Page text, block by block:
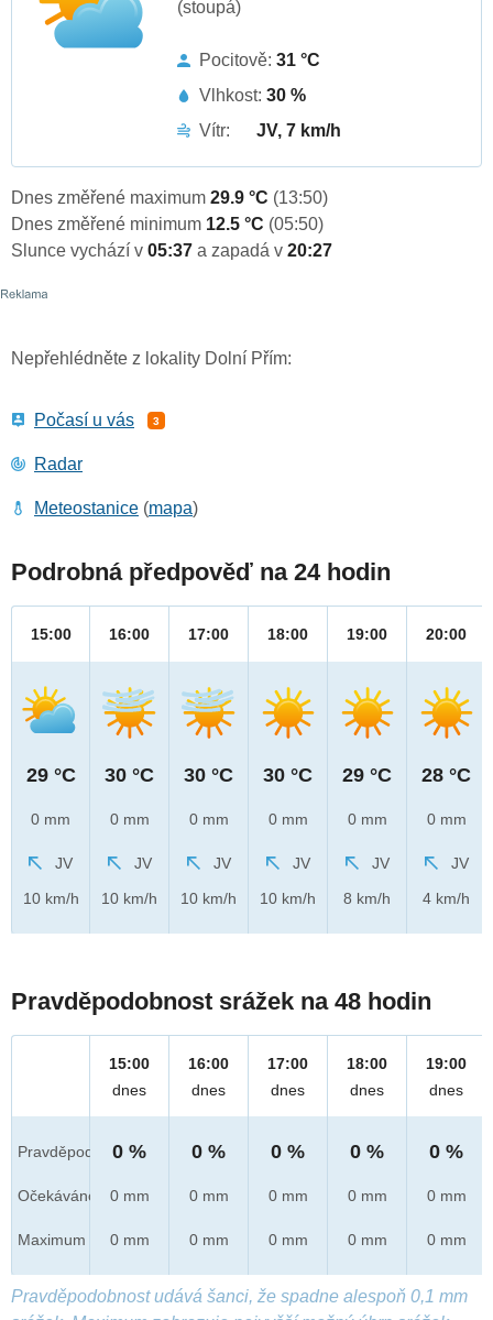
(stoupá)
Pocitově: 31 °C
Vlhkost: 30 %
Vítr:
JV, 7 km/h
Dnes změřené maximum 29.9 °C (13:50)
Dnes změřené minimum 12.5 °C (05:50)
Slunce vychází v 05:37 a zapadá v 20:27
Nepřehlédněte z lokality Dolní Přím:
Počasí u vás 3
Radar
Meteostanice (mapa)
Podrobná předpověď na 24 hodin
15:00
29 °C
0 mm
JV
10 km/h
16:00
30 °C
0 mm
JV
10 km/h
17:00
30 °C
0 mm
JV
10 km/h
18:00
30 °C
0 mm
JV
10 km/h
19:00
29 °C
0 mm
JV
8 km/h
20:00
28 °C
0 mm
JV
4 km/h
Pravděpodobnost srážek na 48 hodin
Pravděpod.
Očekáváno
Maximum
15:00
dnes
0 %
0 mm
0 mm
16:00
dnes
0 %
0 mm
0 mm
17:00
dnes
0 %
0 mm
0 mm
18:00
dnes
0 %
0 mm
0 mm
19:00
dnes
0 %
0 mm
0 mm
Pravděpodobnost udává šanci, že spadne alespoň 0,1 mm